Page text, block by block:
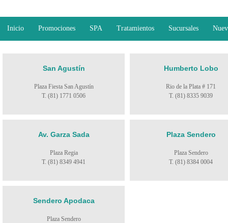
Inicio Promociones SPA Tratamientos Sucursales
San Agustín
Plaza Fiesta San Agustín
T. (81) 1771 0506
Humberto Lobo
Rio de la Plata # 171
T. (81) 8335 9039
Av. Garza Sada
Plaza Regia
T. (81) 8349 4941
Plaza Sendero
Plaza Sendero
T. (81) 8384 0004
Sendero Apodaca
Plaza Sendero